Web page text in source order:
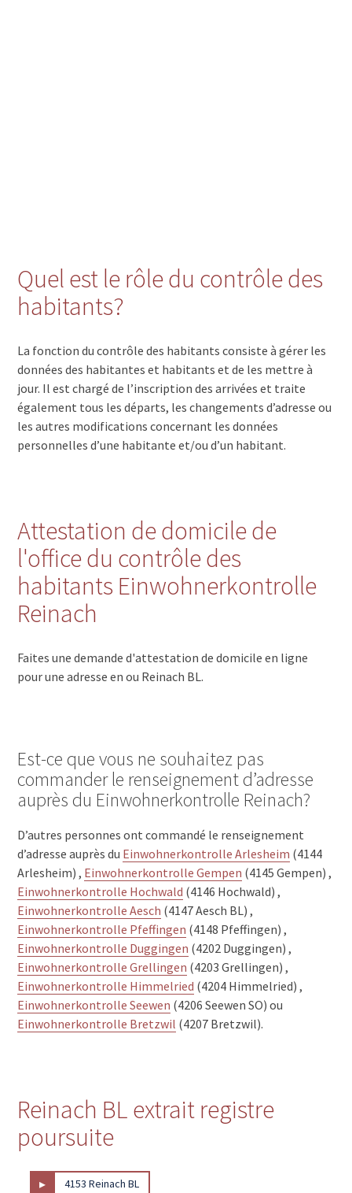
Quel est le rôle du contrôle des
habitants?
La fonction du contrôle des habitants consiste à gérer les
données des habitantes et habitants et de les mettre à
jour. Il est chargé de l’inscription des arrivées et traite
également tous les départs, les changements d’adresse ou
les autres modifications concernant les données
personnelles d’une habitante et/ou d’un habitant.
Attestation de domicile de
l'office du contrôle des
habitants Einwohnerkontrolle
Reinach
Faites une demande d'attestation de domicile en ligne
pour une adresse en ou Reinach BL.
Est-ce que vous ne souhaitez pas
commander le renseignement d’adresse
auprès du Einwohnerkontrolle Reinach?
D’autres personnes ont commandé le renseignement
d’adresse auprès du Einwohnerkontrolle Arlesheim (4144
Arlesheim) , Einwohnerkontrolle Gempen (4145 Gempen) ,
Einwohnerkontrolle Hochwald (4146 Hochwald) ,
Einwohnerkontrolle Aesch (4147 Aesch BL) ,
Einwohnerkontrolle Pfeffingen (4148 Pfeffingen) ,
Einwohnerkontrolle Duggingen (4202 Duggingen) ,
Einwohnerkontrolle Grellingen (4203 Grellingen) ,
Einwohnerkontrolle Himmelried (4204 Himmelried) ,
Einwohnerkontrolle Seewen (4206 Seewen SO) ou
Einwohnerkontrolle Bretzwil (4207 Bretzwil).
Reinach BL extrait registre
poursuite
▸ 4153 Reinach BL